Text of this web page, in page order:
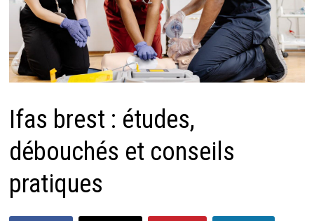
Ifas brest : études,
débouchés et conseils
pratiques